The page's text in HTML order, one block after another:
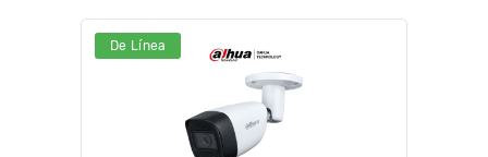
De Línea